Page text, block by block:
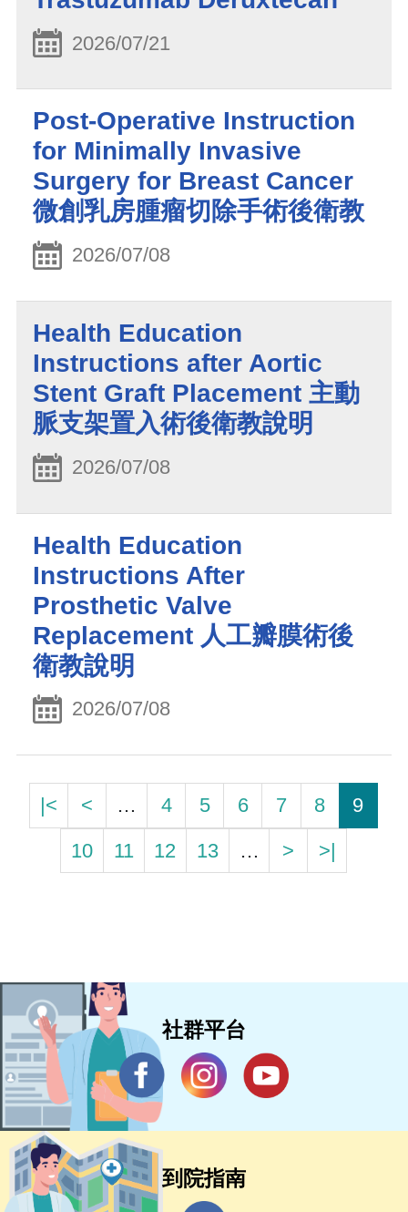
2026/07/21
Post-Operative Instruction
for Minimally Invasive
Surgery for Breast Cancer
微創乳房腫瘤切除手術後衛教
2026/07/08
Health Education
Instructions after Aortic
Stent Graft Placement 主動
脈支架置入術後衛教說明
2026/07/08
Health Education
Instructions After
Prosthetic Valve
Replacement 人工瓣膜術後
衛教說明
2026/07/08
|< < … 4 5 6 7 8
9
10
11 12 13 … > >|
社群平台
到院指南